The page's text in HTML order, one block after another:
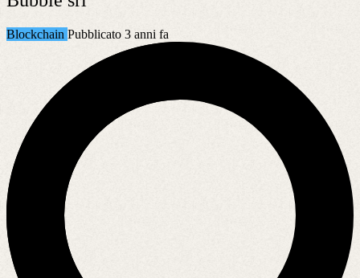
Blockchain Pubblicato 3 anni fa